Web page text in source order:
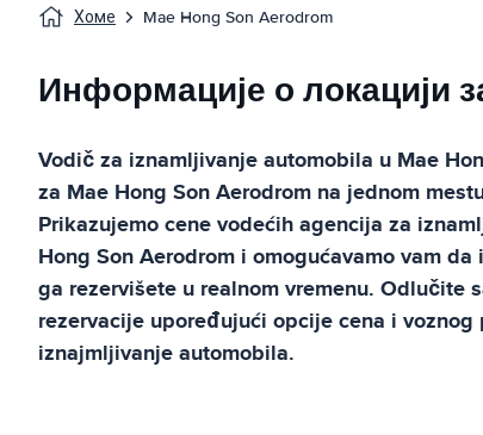
Хоме Mae Hong Son Aerodrom
Информације о локацији
Vodič za iznamljivanje automobila u Mae
za Mae Hong Son Aerodrom na jednom
Prikazujemo cene vodećih agencija za
Hong Son Aerodrom i omogućavamo vam
ga rezervišete u realnom vremenu. Odlučite
rezervacije upoređujući opcije cena i
iznajmljivanje automobila.